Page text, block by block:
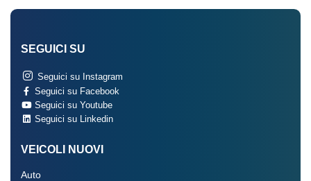
SEGUICI SU
Seguici su Instagram
Seguici su Facebook
Seguici su Youtube
Seguici su Linkedin
VEICOLI NUOVI
Auto